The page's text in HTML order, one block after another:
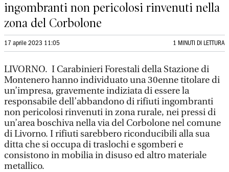
ingombranti non pericolosi rinvenuti nella
zona del Corbolone
17 aprile 2023 11:05 1 MINUTI DI LETTURA
LIVORNO. I Carabinieri Forestali della Stazione di
Montenero hanno individuato una 30enne titolare di
un’impresa, gravemente indiziata di essere la
responsabile dell’abbandono di rifiuti ingombranti
non pericolosi rinvenuti in zona rurale, nei pressi di
un’area boschiva nella via del Corbolone nel comune
di Livorno. I rifiuti sarebbero riconducibili alla sua
ditta che si occupa di traslochi e sgomberi e
consistono in mobilia in disuso ed altro materiale
metallico.